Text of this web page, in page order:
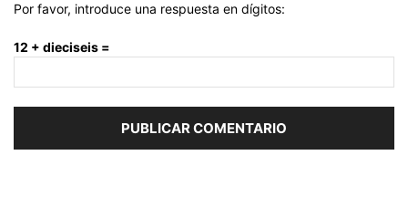
Por favor, introduce una respuesta en dígitos:
12 + dieciseis =